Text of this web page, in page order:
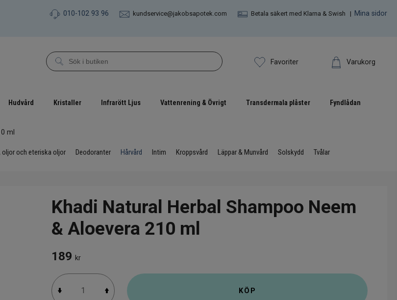
010-102 93 96 kundservice@jakobsapotek.com Betala säkert med Klarna & Swish | Mina sidor
Favoriter Varukorg
Hudvård Kristaller Infrarött Ljus Vattenrening & Övrigt Transdermala plåster Fyndlådan
ml
oljor och eteriska oljor Deodoranter Hårvård Intim Kroppsvård Läppar & Munvård Solskydd Tvålar
Khadi Natural Herbal Shampoo Neem
& Aloevera 210 ml
189kr
KÖP